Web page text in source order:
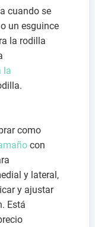
cuando se
un esguince
la rodilla
la
como
con
y lateral,
y ajustar
Está